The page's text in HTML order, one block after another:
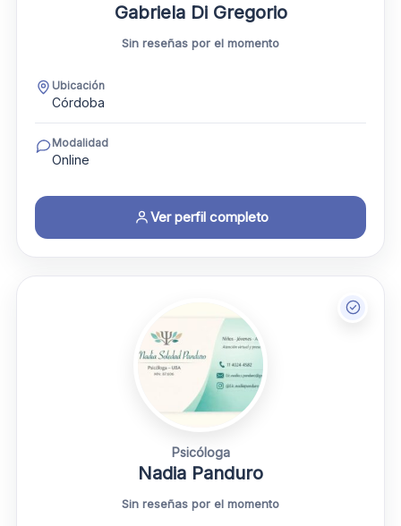
Gabriela Di Gregorio
Sin reseñas por el momento
Ubicación
Córdoba
Modalidad
Online
Ver perfil completo
Psicóloga
Nadia Panduro
Sin reseñas por el momento